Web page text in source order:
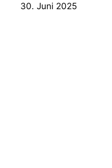
30. Juni 2025